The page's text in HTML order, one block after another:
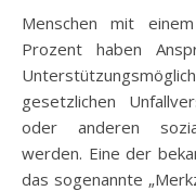
Menschen mit
Prozent haben
gesetzlichen
oder anderen
werden. Eine der
das sogenannte